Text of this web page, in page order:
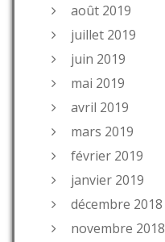
août 2019
juillet 2019
juin 2019
mai 2019
avril 2019
mars 2019
février 2019
janvier 2019
décembre 2018
novembre 2018